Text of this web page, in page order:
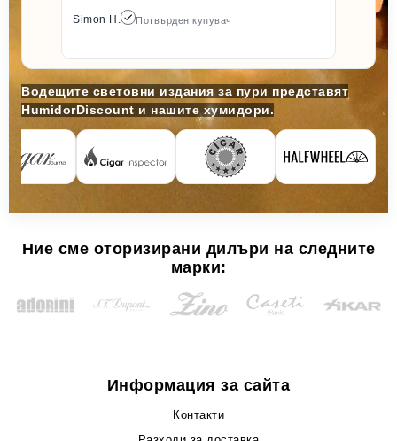
Simon H. Потвърден купувач
Водещите световни издания за пури представят
HumidorDiscount и нашите хумидори.
Ние сме оторизирани дилъри на следните
марки:
Информация за сайта
Контакти